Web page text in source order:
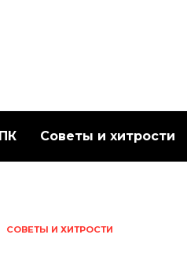
Советы и хитрости
СОВЕТЫ И ХИТРОСТИ